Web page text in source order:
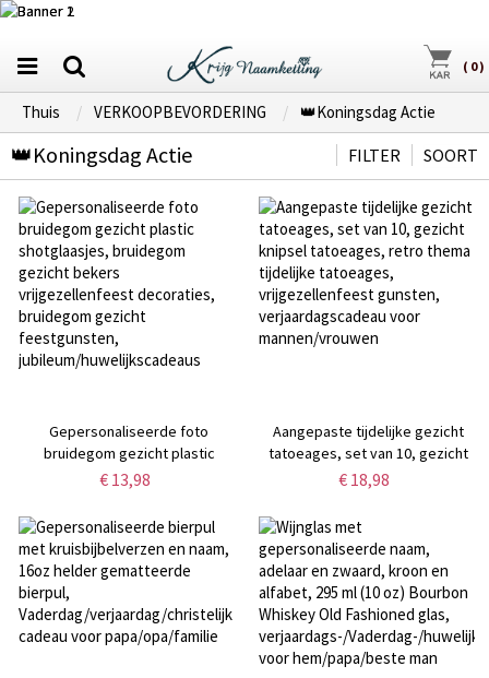
( 0)
Thuis VERKOOPBEVORDERING 👑Koningsdag Actie
👑Koningsdag Actie SOORT
FILTER
Gepersonaliseerde foto
bruidegom gezicht plastic
shotglaasjes, bruidegom gezicht
decoraties, bruidegom gezicht
feestgunsten,
jubileum/huwelijkscadeaus
€ 13,98
Aangepaste tijdelijke gezicht
tatoeages, set van 10, gezicht
knipsel tatoeages, retro thema
vrijgezellenfeest gunsten,
verjaardagscadeau voor
mannen/vrouwen
€ 18,98